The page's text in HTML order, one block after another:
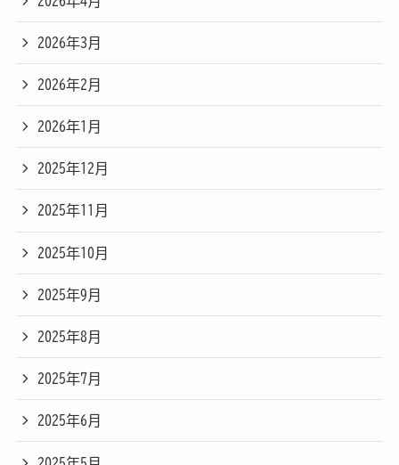
2026年3月
2026年2月
2026年1月
2025年12月
2025年11月
2025年10月
2025年9月
2025年8月
2025年7月
2025年6月